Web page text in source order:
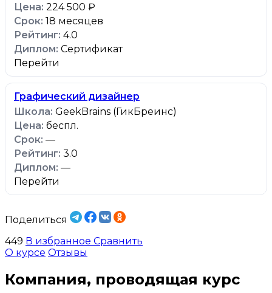
224 500 ₽
18 месяцев
4.0
Сертификат
Перейти
Графический дизайнер
GeekBrains (ГикБреинс)
беспл.
—
3.0
—
Перейти
Поделиться
449 В избранное Сравнить
О курсе Отзывы
Компания, проводящая курс